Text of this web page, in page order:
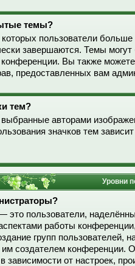
темы?
пользователи
завершаются. Темы
Вы также
предоставленных вам
тем?
авторами
значков тем
Уровни
это пользователи,
работы
групп пользователей,
создателем конференции.
зависимости от настроек,